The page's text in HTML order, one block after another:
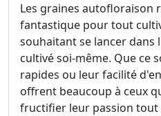
Les graines autofloraison
fantastique pour tout
souhaitant se lancer dans
cultivé soi-même. Que ce
rapides ou leur facilité
offrent beaucoup à ceux
fructifier leur passion tout